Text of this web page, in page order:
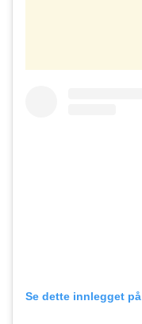
Se dette innlegget